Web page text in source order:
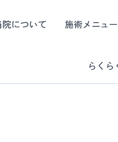
院について 施術メニュー
らくら